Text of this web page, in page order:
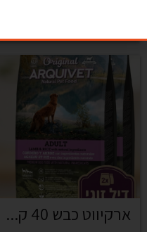
ארקיווט כבש 40 ק...